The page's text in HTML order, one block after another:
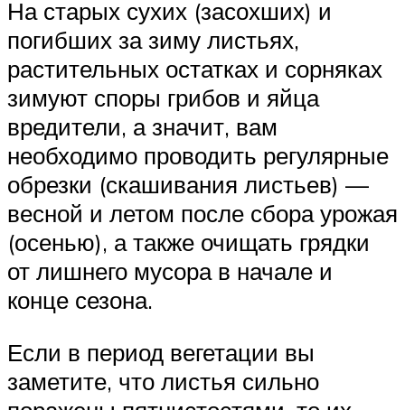
На старых сухих (засохших) и
погибших за зиму листьях,
растительных остатках и сорняках
зимуют споры грибов и яйца
вредители, а значит, вам
необходимо проводить регулярные
обрезки (скашивания листьев) —
весной и летом после сбора урожая
(осенью), а также очищать грядки
от лишнего мусора в начале и
конце сезона.
Если в период вегетации вы
заметите, что листья сильно